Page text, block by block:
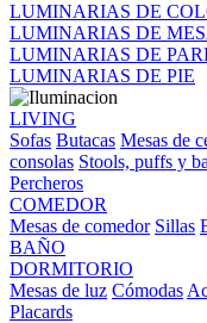
LUMINARIAS DE
LUMINARIAS DE
LUMINARIAS DE
LUMINARIAS DE PIE
LIVING
Sofas Butacas Mesas de
consolas Stools, puffs y
Percheros
COMEDOR
Mesas de comedor Sillas
BAÑO
DORMITORIO
Mesas de luz Cómodas
Placards